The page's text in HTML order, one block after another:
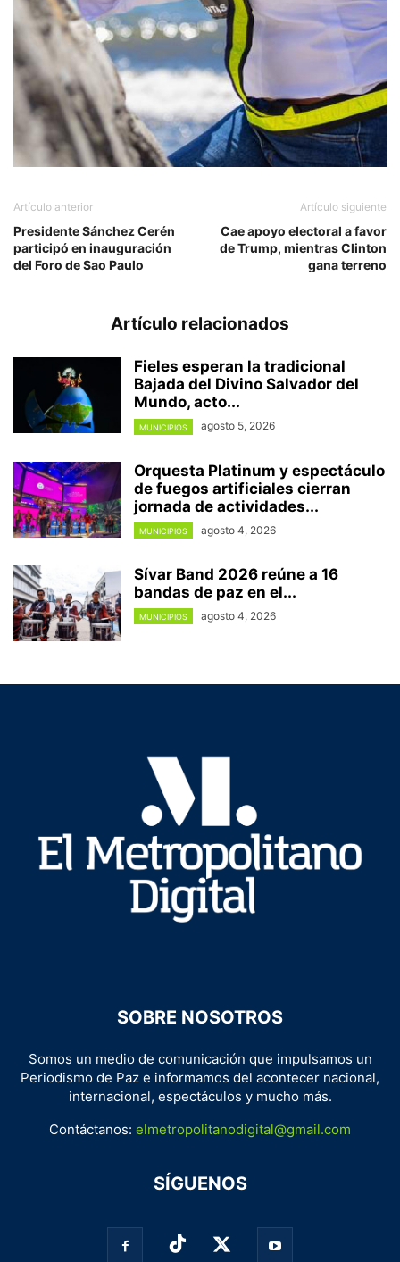
Artículo anterior
Presidente Sánchez Cerén
participó en inauguración
del Foro de Sao Paulo
Artículo siguiente
Cae apoyo electoral a favor
de Trump, mientras Clinton
gana terreno
Artículo relacionados
Fieles esperan la tradicional
Bajada del Divino Salvador del
Mundo, acto...
MUNICIPIOS agosto 5, 2026
Orquesta Platinum y espectáculo
de fuegos artificiales cierran
jornada de actividades...
MUNICIPIOS agosto 4, 2026
Sívar Band 2026 reúne a 16
bandas de paz en el...
MUNICIPIOS agosto 4, 2026
SOBRE NOSOTROS
Somos un medio de comunicación que impulsamos un
Periodismo de Paz e informamos del acontecer nacional,
internacional, espectáculos y mucho más.
Contáctanos: elmetropolitanodigital@gmail.com
SÍGUENOS